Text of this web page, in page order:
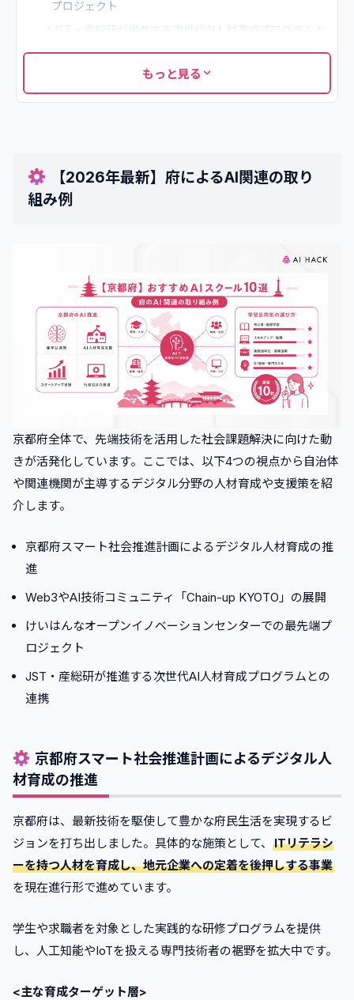
プロジェクト
JST・産総研が推進する次世代AI人材育成プログラムと
【5つの視点】京都府でのAIスクールの比較・選定ポイン
受講料支援制度が使えるか確認する
•就職・転職サポートの充実度を見る
Winスクール
ヒューマンアカデミー
ホリエモンAI学校
•侍エンジニア
•SHIFT AI
•DMM 生成AI CAMP 学び放題
•ライフシフトラボ
•AI Academy
4. 【FAQ】京都府のAIスクールに関するよくある質問
• 京都府でAIを学ぶ際は通学・オンラインどちらがおすす
•独学とAIスクールではどちらが効率的に学習できます
AIスクールの受講にかかる費用はどれくらいですか？
未経験からでもAIスキルを習得して転職できますか？
AI関連職種の年収目安はどれくらいですか？
もっと見る
【2026年最新】府によるAI関連の取り
組み例
京都府全体で、先端技術を活用した社会課題解決に向けた動
きが活発化しています。ここでは、以下4つの視点から自治体
や関連機関が主導するデジタル分野の人材育成や支援策を紹
介します。
京都府スマート社会推進計画によるデジタル人材育成の推
進
Web3やAI技術コミュニティ「Chain-up KYOTO」の展開
けいはんなオープンイノベーションセンターでの最先端プ
ロジェクト
JST・産総研が推進する次世代AI人材育成プログラムとの
連携
京都府スマート社会推進計画によるデジタル人
材育成の推進
京都府は、最新技術を駆使して豊かな府民生活を実現するビ
ジョンを打ち出しました。具体的な施策として、
ITリテラシ
ーを持つ人材を育成し、地元企業への定着を後押しする事業
を現在進行形で進めています。
学生や求職者を対象とした実践的な研修プログラムを提供
し、人工知能やIoTを扱える専門技術者の裾野を拡大中です。
<主な育成ターゲット層>